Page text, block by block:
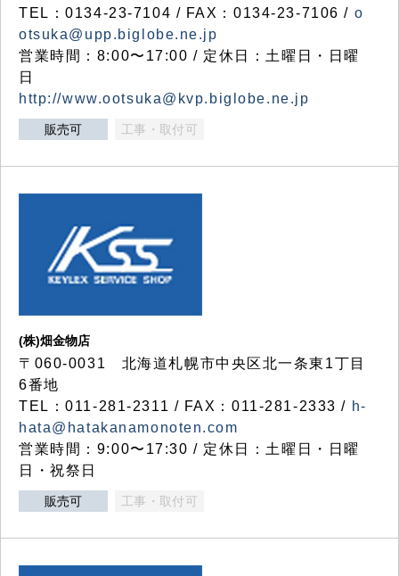
TEL：0134-23-7104 / FAX：0134-23-7106 / o
otsuka@upp.biglobe.ne.jp
営業時間：8:00〜17:00 / 定休日：土曜日・日曜
日
http://www.ootsuka@kvp.biglobe.ne.jp
販売可 工事・取付可
(株)畑金物店
〒060-0031 北海道札幌市中央区北一条東1丁目
6番地
TEL：011-281-2311 / FAX：011-281-2333 / h-
hata@hatakanamonoten.com
営業時間：9:00〜17:30 / 定休日：土曜日・日曜
日・祝祭日
販売可 工事・取付可